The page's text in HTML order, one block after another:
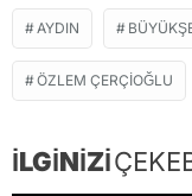
AYDIN
ÖZLEM ÇERÇIOĞLU
İLGİNİZİ